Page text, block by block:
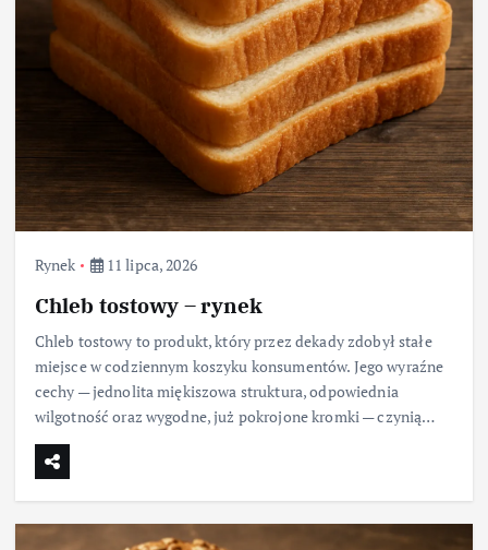
Rynek 11 lipca, 2026
Chleb tostowy – rynek
Chleb tostowy to produkt, który przez dekady zdobył stałe
miejsce w codziennym koszyku konsumentów. Jego wyraźne
cechy — jednolita miękiszowa struktura, odpowiednia
wilgotność oraz wygodne, już pokrojone kromki — czynią…